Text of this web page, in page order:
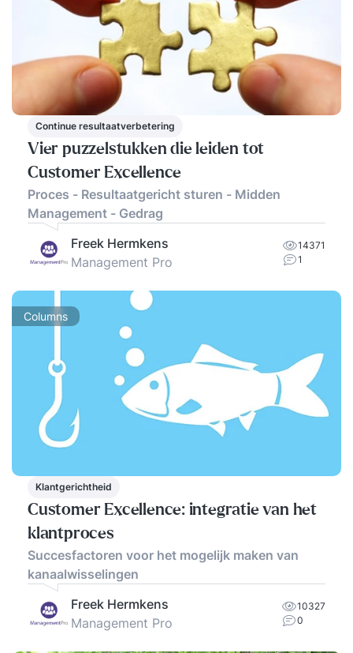
Continue resultaatverbetering
Vier puzzelstukken die leiden tot
Customer Excellence
Proces - Resultaatgericht sturen - Midden
Management - Gedrag
Freek Hermkens
Management Pro
14371
1
Columns
Klantgerichtheid
Customer Excellence: integratie van het
klantproces
Succesfactoren voor het mogelijk maken van
kanaalwisselingen
Freek Hermkens
Management Pro
10327
0